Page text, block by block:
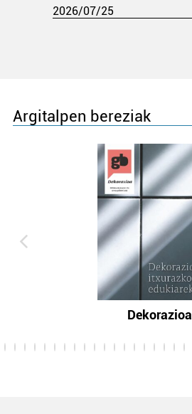
2026/07/25
Argitalpen bereziak
Dekorazioa